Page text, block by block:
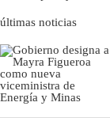
últimas noticias